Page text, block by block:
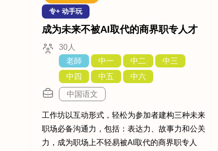
专+ 动手玩
成为未来不被AI取代的商界职专人才
30人
老師
中一 中二
中三
中四
中五 中六
中国语文
工作坊以互动形式，轻松为参加者建构三种未来
职场必备沟通力，包括：表达力、故事力和公关
力，成为职场上不轻易被AI取代的商界职专人